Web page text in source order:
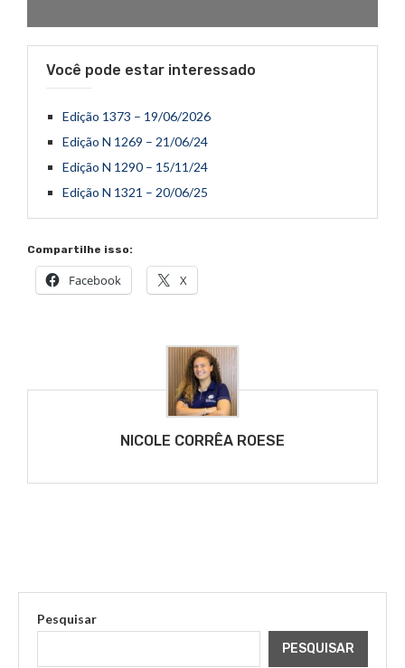
Você pode estar interessado
Edição 1373 – 19/06/2026
Edição N 1269 – 21/06/24
Edição N 1290 – 15/11/24
Edição N 1321 – 20/06/25
Compartilhe isso:
Facebook X
NICOLE CORRÊA ROESE
Pesquisar
PESQUISAR